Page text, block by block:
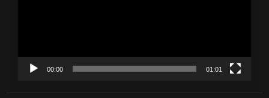
00:00 01:01